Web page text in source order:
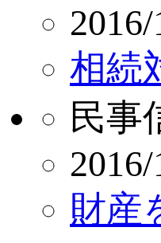
相続
民事
財産